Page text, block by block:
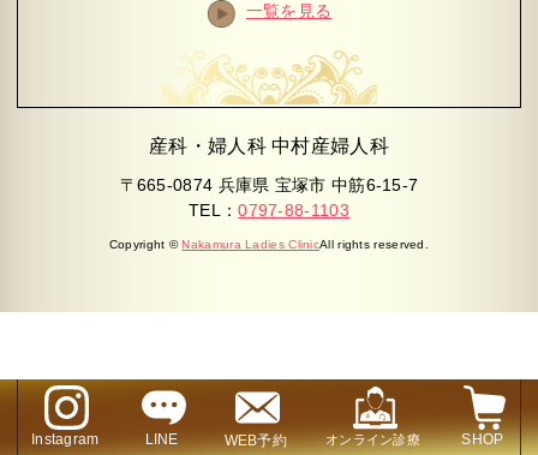
一覧を見る
Instagram LINE WEB予約 オンライン診療 SHOP
産科・婦人科 中村産婦人科
〒665-0874 兵庫県 宝塚市 中筋6-15-7
TEL：0797-88-1103
Copyright ©Nakamura Ladies ClinicAll rights reserved.